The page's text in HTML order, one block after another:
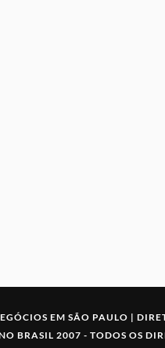
EM SÃO PAULO |
BRASIL 2007 - TODOS OS